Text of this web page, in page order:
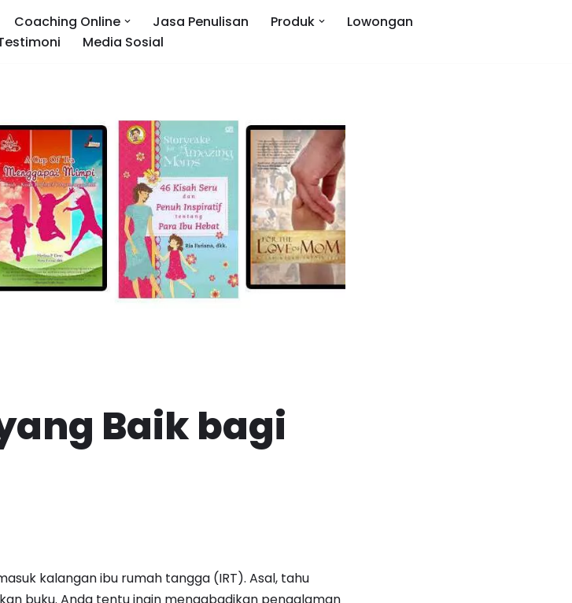
Coaching Online Jasa Penulisan Produk
Lowongan
Media Sosial
Baik bagi
kalangan ibu rumah tangga (IRT). Asal, tahu
buku. Anda tentu ingin mengabadikan pengalaman